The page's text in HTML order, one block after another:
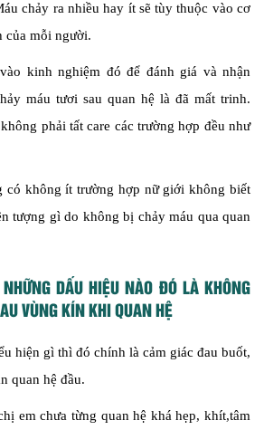
chảy ra nhiều hay ít sẽ tùy thuộc vào cơ
của mỗi người.
kinh nghiệm đó để đánh giá và nhận
máu tươi sau quan hệ là đã mất trinh.
phải tất care các trường hợp đều như
có không ít trường hợp nữ giới không biết
tượng gì do không bị chảy máu qua quan
DẤU HIỆU NÀO ĐÓ LÀ KHÔNG
VÙNG KÍN KHI QUAN HỆ
hiện gì thì đó chính là cảm giác đau buốt,
quan hệ đầu.
em chưa từng quan hệ khá hẹp, khít,tâm